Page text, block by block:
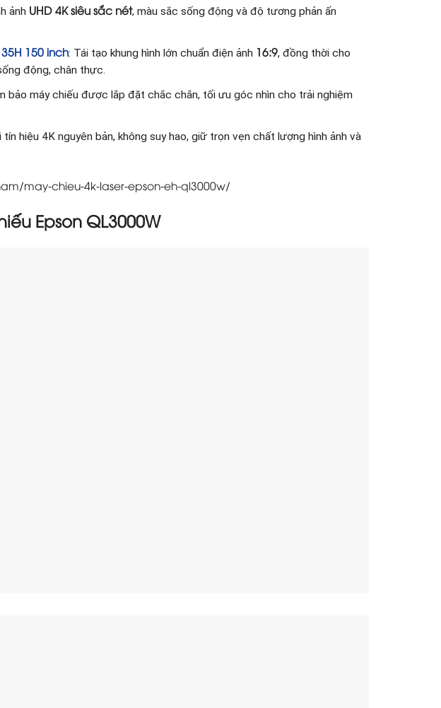
ảnh UHD 4K siêu sắc nét, màu sắc sống động và độ tương phản ấn
150 inch: Tái tạo khung hình lớn chuẩn điện ảnh 16:9, đồng thời cho
động, chân thực.
bảo máy chiếu được lắp đặt chắc chắn, tối ưu góc nhìn cho trải nghiệm
tín hiệu 4K nguyên bản, không suy hao, giữ trọn vẹn chất lượng hình ảnh và
may-chieu-4k-laser-epson-eh-ql3000w/
Epson QL3000W